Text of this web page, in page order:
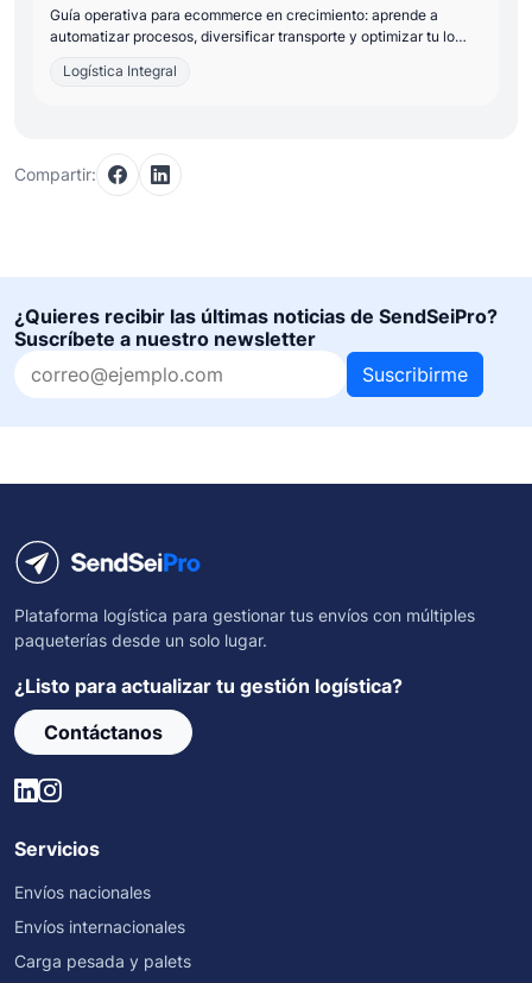
Guía operativa para ecommerce en crecimiento: aprende a
automatizar procesos, diversificar transporte y optimizar tu lo…
Logística Integral
Compartir:
¿Quieres recibir las últimas noticias de SendSeiPro?
Suscríbete a nuestro newsletter
Suscribirme
Plataforma logística para gestionar tus envíos con múltiples
paqueterías desde un solo lugar.
¿Listo para actualizar tu gestión logística?
Contáctanos
Servicios
Envíos nacionales
Envíos internacionales
Carga pesada y palets